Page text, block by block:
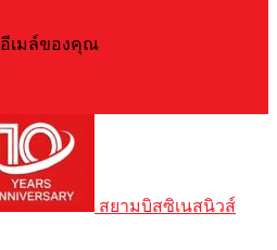
อีเมล์ของคุณ
สยามบิสซิเนสนิวส์